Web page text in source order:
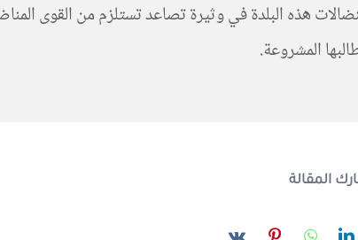
هذه البلدة في وثيرة تصاعد تستلزم من القوى
المشروعة.
المقالة